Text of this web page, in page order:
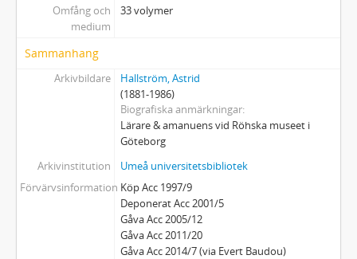
Omfång och
medium
33 volymer
Sammanhang
Arkivbildare
Hallström, Astrid
(1881-1986)
Biografiska anmärkningar
Lärare & amanuens vid Röhska museet i
Göteborg
Arkivinstitution
Umeå universitetsbibliotek
Förvärvsinformation Köp Acc 1997/9
Deponerat Acc 2001/5
Gåva Acc 2005/12
Gåva Acc 2011/20
Gåva Acc 2014/7 (via Evert Baudou)